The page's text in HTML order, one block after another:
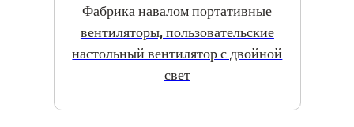
Фабрика навалом портативные
вентиляторы, пользовательские
настольный вентилятор с двойной
свет